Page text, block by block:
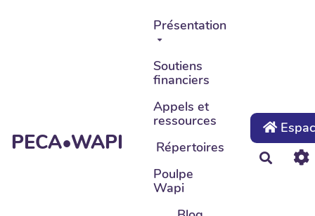
Aller au contenu principal
PECA•WAPI
Présentation
Soutiens
financiers
Appels et
ressources
Répertoires
Poulpe
Wapi